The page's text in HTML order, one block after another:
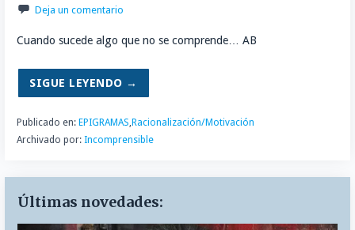
Deja un comentario
Cuando sucede algo que no se comprende… AB
SIGUE LEYENDO →
Publicado en: EPIGRAMAS,Racionalización/Motivación
Archivado por: Incomprensible
Últimas novedades: